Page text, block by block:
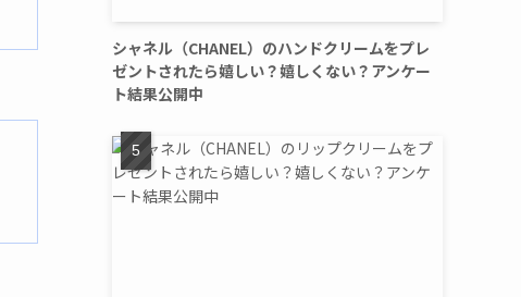
シャネル（CHANEL）のハンドクリームをプレ
ゼントされたら嬉しい？嬉しくない？アンケー
ト結果公開中